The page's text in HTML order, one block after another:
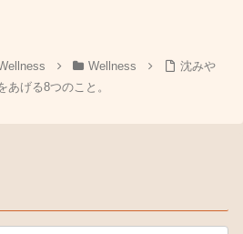
Wellness
沈みや
げる8つのこと。